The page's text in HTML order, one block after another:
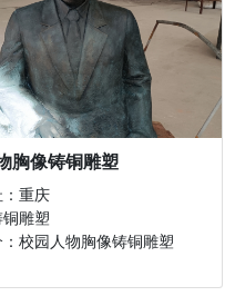
胸像铸铜雕塑
重庆
雕塑
校园人物胸像铸铜雕塑